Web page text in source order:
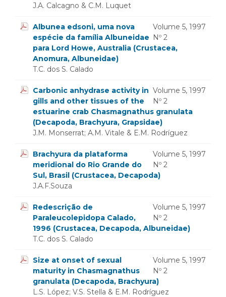
J.A. Calcagno & C.M. Luquet
Volume 5, 1997
Nº 2
Albunea edsoni, uma nova
espécie da família Albuneidae
para Lord Howe, Australia (Crustacea,
Anomura, Albuneidae)
T.C. dos S. Calado
Volume 5, 1997
Nº 2
Carbonic anhydrase activity in
gills and other tissues of the
estuarine crab Chasmagnathus granulata
(Decapoda, Brachyura, Grapsidae)
J.M. Monserrat; A.M. Vitale & E.M. Rodríguez
Volume 5, 1997
Nº 2
Brachyura da plataforma
meridional do Rio Grande do
Sul, Brasil (Crustacea, Decapoda)
J.A.F.Souza
Volume 5, 1997
Nº 2
Redescrição de
Paraleucolepidopa Calado,
1996 (Crustacea, Decapoda, Albuneidae)
T.C. dos S. Calado
Volume 5, 1997
Nº 2
Size at onset of sexual
maturity in Chasmagnathus
granulata (Decapoda, Brachyura)
L.S. López; V.S. Stella & E.M. Rodríguez